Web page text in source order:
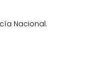
Nacional.